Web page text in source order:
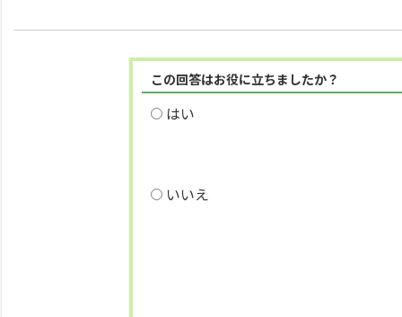
この回答はお役に立ちましたか？
はい
いいえ